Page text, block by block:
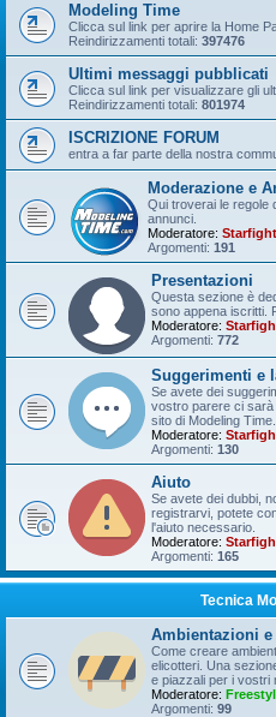
Modeling Time
Clicca sul link per aprire la Home
Reindirizzamenti totali: 397476
Ultimi messaggi pubblicati
Clicca sul link per visualizzare gli
Reindirizzamenti totali: 801974
ISCRIZIONE FORUM
entra a far parte della nostra
Moderazione e
Qui troverai le regole
annunci.
Moderatore:
Argomenti: 191
Presentazioni
Questa sezione è
sono appena iscritti.
Moderatore:
Argomenti: 772
Suggerimenti e
Se avete dei
vostro parere ci sarà
sito di Modeling Time.
Moderatore:
Argomenti: 130
Aiuto
Se avete dei dubbi,
registrarvi, potete
l'aiuto necessario.
Moderatore:
Argomenti: 165
Tecnica
Ambientazioni e
Come creare
elicotteri. Una
e piazzali per i vostri
Moderatore:
Argomenti: 99